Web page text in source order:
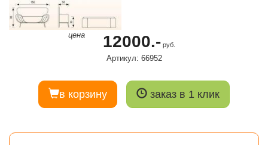
цена 12000.-руб.
Артикул: 66952
в корзину заказ в 1 клик